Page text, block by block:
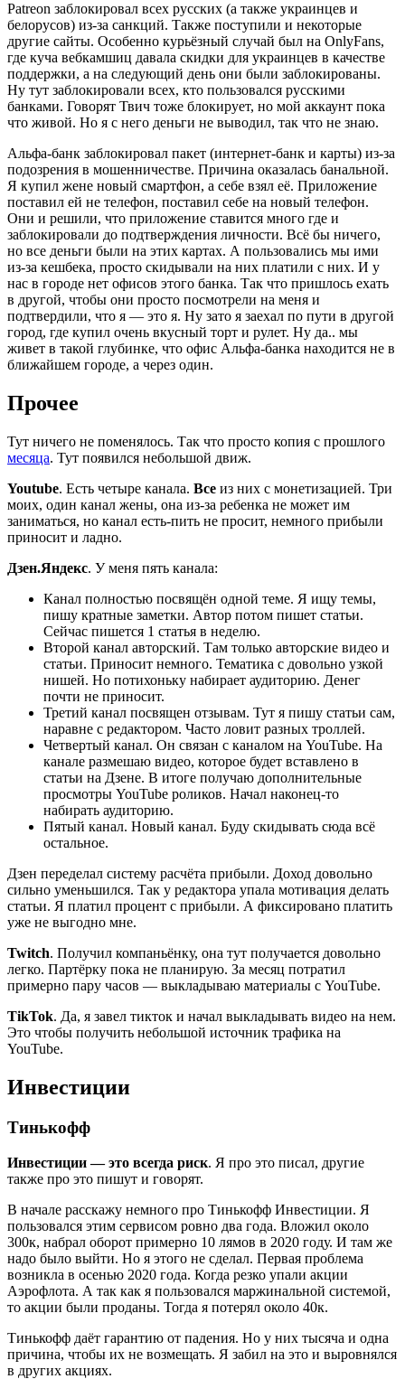
Patreon заблокировал всех русских (а также украинцев и
белорусов) из-за санкций. Также поступили и некоторые
другие сайты. Особенно курьёзный случай был на OnlyFans,
где куча вебкамшиц давала скидки для украинцев в качестве
поддержки, а на следующий день они были заблокированы.
Ну тут заблокировали всех, кто пользовался русскими
банками. Говорят Твич тоже блокирует, но мой аккаунт пока
что живой. Но я с него деньги не выводил, так что не знаю.
Альфа-банк заблокировал пакет (интернет-банк и карты) из-за
подозрения в мошенничестве. Причина оказалась банальной.
Я купил жене новый смартфон, а себе взял её. Приложение
поставил ей не телефон, поставил себе на новый телефон.
Они и решили, что приложение ставится много где и
заблокировали до подтверждения личности. Всё бы ничего,
но все деньги были на этих картах. А пользовались мы ими
из-за кешбека, просто скидывали на них платили с них. И у
нас в городе нет офисов этого банка. Так что пришлось ехать
в другой, чтобы они просто посмотрели на меня и
подтвердили, что я — это я. Ну зато я заехал по пути в другой
город, где купил очень вкусный торт и рулет. Ну да.. мы
живет в такой глубинке, что офис Альфа-банка находится не в
ближайшем городе, а через один.
Прочее
Тут ничего не поменялось. Так что просто копия с прошлого
месяца. Тут появился небольшой движ.
Youtube. Есть четыре канала. Все из них с монетизацией. Три
моих, один канал жены, она из-за ребенка не может им
заниматься, но канал есть-пить не просит, немного прибыли
приносит и ладно.
Дзен.Яндекс. У меня пять канала:
Канал полностью посвящён одной теме. Я ищу темы,
пишу кратные заметки. Автор потом пишет статьи.
Сейчас пишется 1 статья в неделю.
Второй канал авторский. Там только авторские видео и
статьи. Приносит немного. Тематика с довольно узкой
нишей. Но потихоньку набирает аудиторию. Денег
почти не приносит.
Третий канал посвящен отзывам. Тут я пишу статьи сам,
наравне с редактором. Часто ловит разных троллей.
Четвертый канал. Он связан с каналом на YouTube. На
канале размешаю видео, которое будет вставлено в
статьи на Дзене. В итоге получаю дополнительные
просмотры YouTube роликов. Начал наконец-то
набирать аудиторию.
Пятый канал. Новый канал. Буду скидывать сюда всё
остальное.
Дзен переделал систему расчёта прибыли. Доход довольно
сильно уменьшился. Так у редактора упала мотивация делать
статьи. Я платил процент с прибыли. А фиксировано платить
уже не выгодно мне.
Twitch. Получил компаньёнку, она тут получается довольно
легко. Партёрку пока не планирую. За месяц потратил
примерно пару часов — выкладываю материалы с YouTube.
TikTok. Да, я завел тикток и начал выкладывать видео на нем.
Это чтобы получить небольшой источник трафика на
YouTube.
Инвестиции
Тинькофф
Инвестиции — это всегда риск. Я про это писал, другие
также про это пишут и говорят.
В начале расскажу немного про Тинькофф Инвестиции. Я
пользовался этим сервисом ровно два года. Вложил около
300к, набрал оборот примерно 10 лямов в 2020 году. И там же
надо было выйти. Но я этого не сделал. Первая проблема
возникла в осенью 2020 года. Когда резко упали акции
Аэрофлота. А так как я пользовался маржинальной системой,
то акции были проданы. Тогда я потерял около 40к.
Тинькофф даёт гарантию от падения. Но у них тысяча и одна
причина, чтобы их не возмещать. Я забил на это и выровнялся
в других акциях.